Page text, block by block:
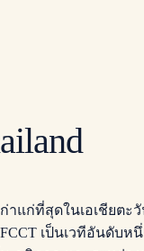
ก่าแก่ที่สุดในเอเชียต
เป็นเวทีอันดับหนึ่